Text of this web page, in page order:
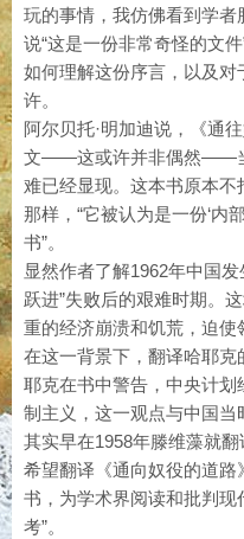
玩的事情，我仿佛看到学
说“这是一份非常奇怪的文
如何理解这份序言，以及
许。
阿尔贝托·明加迪说，《通
文——这或许并非偶然——当
难已经显现。这本书原本不
那样，“它被认为是一份‘内
书”。
显然作者了解1962年中国
跃进”失败后的艰难时期。
重的经济崩溃和饥荒，迫使
在这一背景下，翻译哈耶
耶克在书中警告，中央计
制主义，这一观点与中国当
其实早在1958年滕维藻就
希望翻译《通向奴役的道路
书，为学术界阅读和批判
考”。